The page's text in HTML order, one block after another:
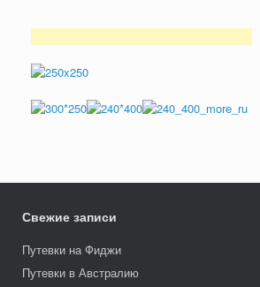
Свежие записи
Путевки на Фиджи
Путевки в Австралию